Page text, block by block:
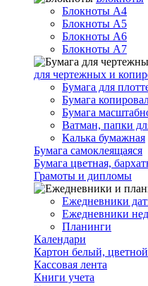
Блокноты А4
Блокноты А5
Блокноты А6
Блокноты А7
для чертежных и
Бумага для
Бумага
Бумага
Ватман, папки
Калька бумажная
Бумага самоклеящаяся
Бумага цветная,
Грамоты и дипломы
Ежедневники
Ежедневники
Планинги
Календари
Картон белый, цветной
Кассовая лента
Книги учета